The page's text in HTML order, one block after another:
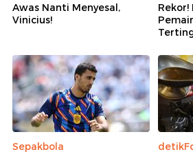
Awas Nanti Menyesal,
Vinicius!
Rekor!
Sepakbola